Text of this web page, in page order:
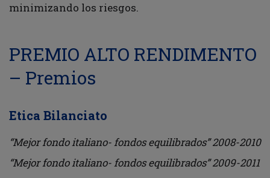
minimizando los riesgos.
PREMIO ALTO RENDIMENTO
– Premios
Etica Bilanciato
“Mejor fondo italiano- fondos equilibrados” 2008-2010
“Mejor fondo italiano- fondos equilibrados” 2009-2011